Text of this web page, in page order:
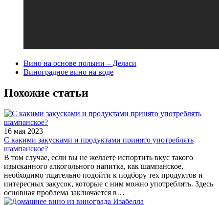
Вино на основе полыни – Деласи
Виноградное вино на воде
Похожие статьи
16 мая 2023
С какими закусками и продуктами принято употреблять
шампанское?
В том случае, если вы не желаете испортить вкус такого
изысканного алкогольного напитка, как шампанское,
необходимо тщательно подойти к подбору тех продуктов и
интересных закусок, которые с ним можно употреблять. Здесь
основная проблема заключается в…